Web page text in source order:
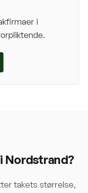
i
Nordstrand?
takets størrelse,